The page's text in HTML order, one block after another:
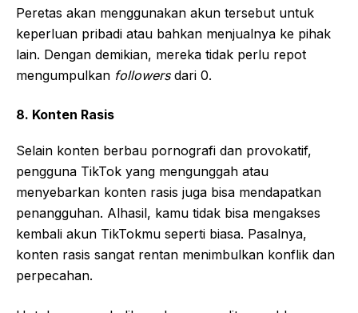
Peretas akan menggunakan akun tersebut untuk
keperluan pribadi atau bahkan menjualnya ke pihak
lain. Dengan demikian, mereka tidak perlu repot
mengumpulkan followers dari 0.
8. Konten Rasis
Selain konten berbau pornografi dan provokatif,
pengguna TikTok yang mengunggah atau
menyebarkan konten rasis juga bisa mendapatkan
penangguhan. Alhasil, kamu tidak bisa mengakses
kembali akun TikTokmu seperti biasa. Pasalnya,
konten rasis sangat rentan menimbulkan konflik dan
perpecahan.